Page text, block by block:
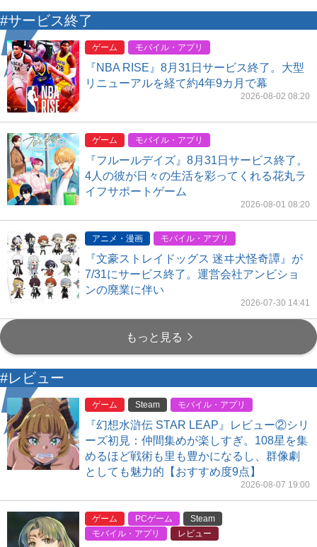
#サービス終了
ゲーム モバイル・アプリ
『NBA RISE』8月31日サービス終了。大型
リニューアルを経て約4年9カ月で幕
2026-08-02 08:20
ゲーム モバイル・アプリ
『フルールデイズ』8月31日サービス終了。
4人の彼が日々の生活を彩ってくれる花丸ラ
イフサポートゲーム
2026-08-01 08:20
アニメ・漫画 モバイル・アプリ
『文豪ストレイドッグス 迷ヰ犬怪奇譚』が
7/31にサービス終了。運営会社アンビショ
ンの廃業に伴い
2026-07-30 14:41
もっと見る
#レビュー
ゲーム Steam モバイル・アプリ
『幻想水滸伝 STAR LEAP』レビュー②シリ
ーズ初見：仲間集めが楽しすぎ。108星を集
めるほど戦術も里も豊かになるし、群像劇
としても魅力的【おすすめ度9点】
2026-08-07 19:00
ゲーム PCゲーム
Steam
モバイル・アプリ
レビュー